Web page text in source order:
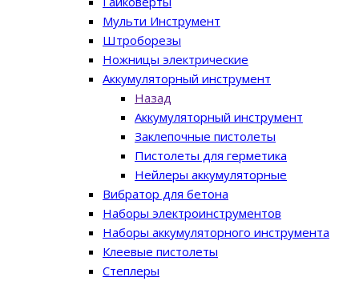
Мульти Инструмент
Штроборезы
Ножницы электрические
Аккумуляторный инструмент
Назад
Аккумуляторный инструмент
Заклепочные пистолеты
Пистолеты для герметика
Нейлеры аккумуляторные
Вибратор для бетона
Наборы электроинструментов
Наборы аккумуляторного инструмента
Клеевые пистолеты
Степлеры